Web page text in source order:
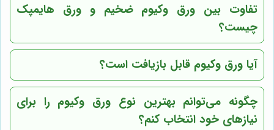
تفاوت بین ورق وکیوم ضخیم و ورق هایمپک
چیست؟
آیا ورق وکیوم قابل بازیافت است؟
چگونه می‌توانم بهترین نوع ورق وکیوم را برای
نیازهای خود انتخاب کنم؟